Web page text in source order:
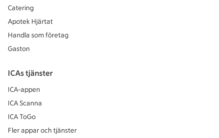
Catering
Apotek Hjärtat
Handla som företag
Gaston
ICAs tjänster
ICA-appen
ICA Scanna
ICA ToGo
Fler appar och tjänster